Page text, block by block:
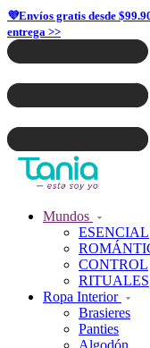
💜Envíos gratis desde
entrega >>
Mundos
ESENCIAL
CONTROL
RITUALES
Ropa Interior
Brasieres
Panties
Algodón